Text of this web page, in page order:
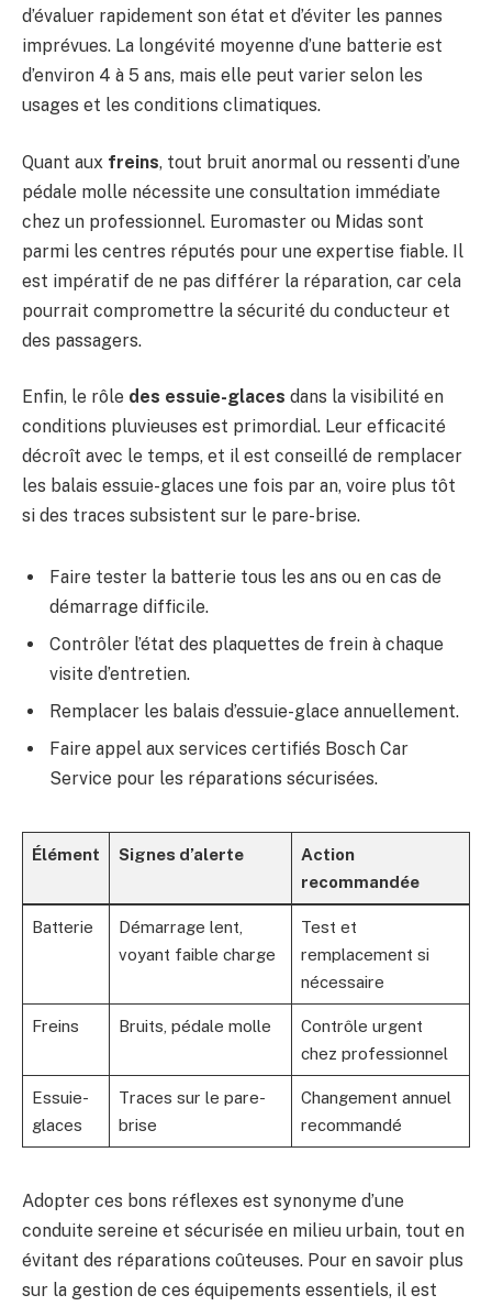
d’évaluer rapidement son état et d’éviter les pannes
imprévues. La longévité moyenne d’une batterie est
d’environ 4 à 5 ans, mais elle peut varier selon les
usages et les conditions climatiques.
Quant aux freins, tout bruit anormal ou ressenti d’une
pédale molle nécessite une consultation immédiate
chez un professionnel. Euromaster ou Midas sont
parmi les centres réputés pour une expertise fiable. Il
est impératif de ne pas différer la réparation, car cela
pourrait compromettre la sécurité du conducteur et
des passagers.
Enfin, le rôle des essuie-glaces dans la visibilité en
conditions pluvieuses est primordial. Leur efficacité
décroît avec le temps, et il est conseillé de remplacer
les balais essuie-glaces une fois par an, voire plus tôt
si des traces subsistent sur le pare-brise.
Faire tester la batterie tous les ans ou en cas de
démarrage difficile.
Contrôler l’état des plaquettes de frein à chaque
visite d’entretien.
Remplacer les balais d’essuie-glace annuellement.
Faire appel aux services certifiés Bosch Car
Service pour les réparations sécurisées.
Élément Signes d’alerte
Action
recommandée
Batterie
Démarrage lent,
voyant faible charge
Test et
remplacement si
nécessaire
Freins Bruits, pédale molle
Contrôle urgent
chez professionnel
Essuie-
glaces
Traces sur le pare-
brise
Changement annuel
recommandé
Adopter ces bons réflexes est synonyme d’une
conduite sereine et sécurisée en milieu urbain, tout en
évitant des réparations coûteuses. Pour en savoir plus
sur la gestion de ces équipements essentiels, il est